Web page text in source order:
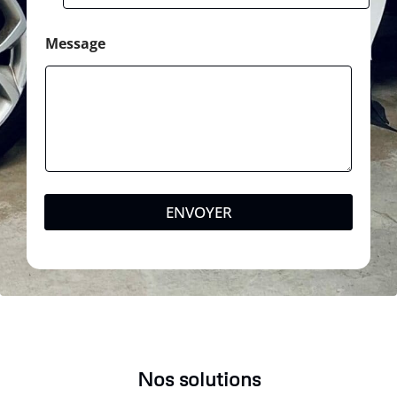
Message
ENVOYER
Nos solutions